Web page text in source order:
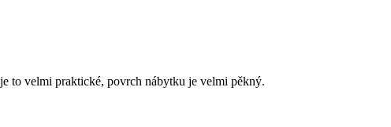
to velmi praktické, povrch nábytku je velmi pěkný.